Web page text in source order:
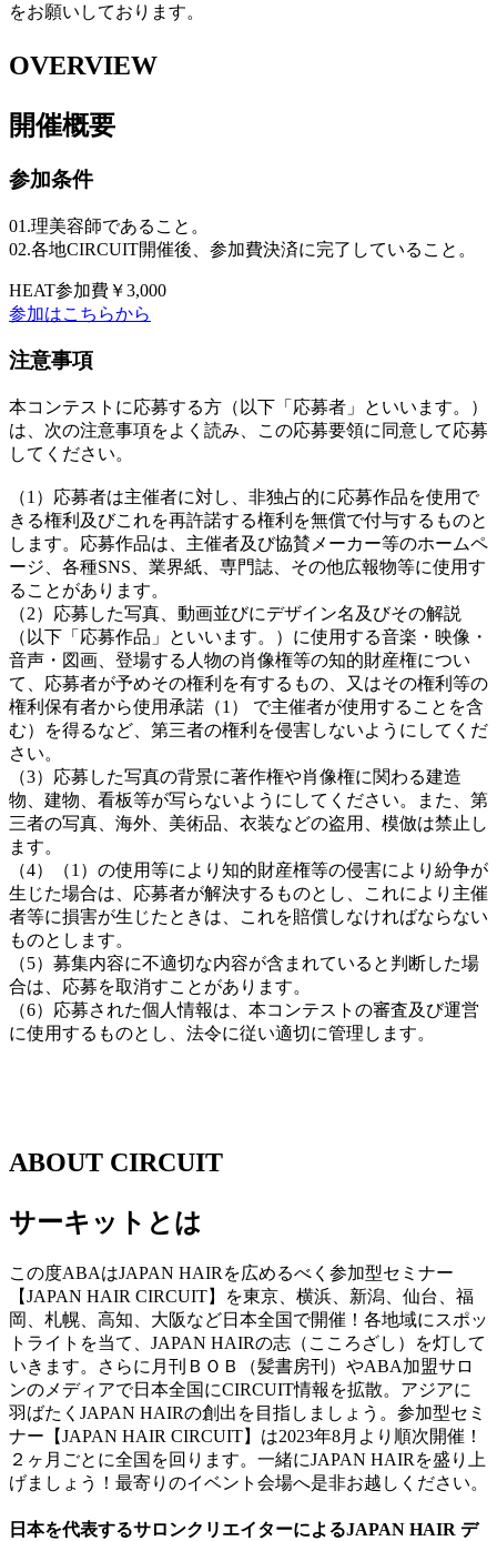
をお願いしております。
OVERVIEW
開催概要
参加条件
01.理美容師であること。
02.各地CIRCUIT開催後 、参加費決済に完了していること。
HEAT参加費 ￥3,000
参加はこちらから
注意事項
本コンテストに応募する方（以下「応募者」といいます。）
は、次の注意事項をよく読み、この応募要領に同意して応募
してください。
（1）応募者は主催者に対し、非独占的に応募作品を使用で
きる権利及びこれを再許諾する権利を無償で付与するものと
します。応募作品は、主催者及び協賛メーカー等のホームペ
ージ、各種SNS、業界紙、専門誌、その他広報物等に使用す
ることがあります。
（2）応募した写真、動画並びにデザイン名及びその解説
（以下「応募作品」といいます。）に使用する音楽・映像・
音声・図画、登場する人物の肖像権等の知的財産権につい
て、応募者が予めその権利を有するもの、又はその権利等の
権利保有者から使用承諾（1） で主催者が使用することを含
む）を得るなど、第三者の権利を侵害しないようにしてくだ
さい。
（3）応募した写真の背景に著作権や肖像権に関わる建造
物、建物、看板等が写らないようにしてください。また、第
三者の写真、海外、美術品、衣装などの盗用、模倣は禁止し
ます。
（4）（1）の使用等により知的財産権等の侵害により紛争が
生じた場合は、応募者が解決するものとし、これにより主催
者等に損害が生じたときは、これを賠償しなければならない
ものとします。
（5）募集内容に不適切な内容が含まれていると判断した場
合は、応募を取消すことがあります。
（6）応募された個人情報は、本コンテストの審査及び運営
に使用するものとし、法令に従い適切に管理します。
ABOUT CIRCUIT
サーキットとは
この度ABAはJAPAN HAIRを広めるべく参加型セミナー
【JAPAN HAIR CIRCUIT】を東京、横浜、新潟、仙台、福
岡、札幌、高知、大阪など日本全国で開催！各地域にスポッ
トライトを当て、JAPAN HAIRの志（こころざし）を灯して
いきます。さらに月刊ＢＯＢ（髪書房刊）やABA加盟サロ
ンのメディアで日本全国にCIRCUIT情報を拡散。アジアに
羽ばたくJAPAN HAIRの創出を目指しましょう。参加型セミ
ナー【JAPAN HAIR CIRCUIT】は2023年8月より順次開催！
２ヶ月ごとに全国を回ります。一緒にJAPAN HAIRを盛り上
げましょう！最寄りのイベント会場へ是非お越しください。
日本を代表するサロンクリエイターによるJAPAN HAIR デ